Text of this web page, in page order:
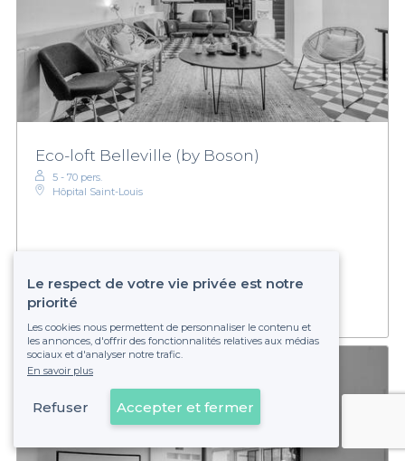
Eco-loft Belleville (by Boson)
5 - 70 pers.
Hôpital Saint-Louis
Voir sur la carte
Le respect de votre vie privée est notre
priorité
Les cookies nous permettent de personnaliser le contenu et
les annonces, d'offrir des fonctionnalités relatives aux médias
sociaux et d'analyser notre trafic.
En savoir plus
Refuser Accepter et fermer